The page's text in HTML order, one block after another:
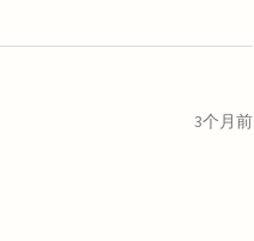
3个月前